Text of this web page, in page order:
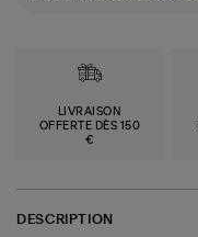
LIVRAISON
OFFERTE DÈS 150
€
DESCRIPTION